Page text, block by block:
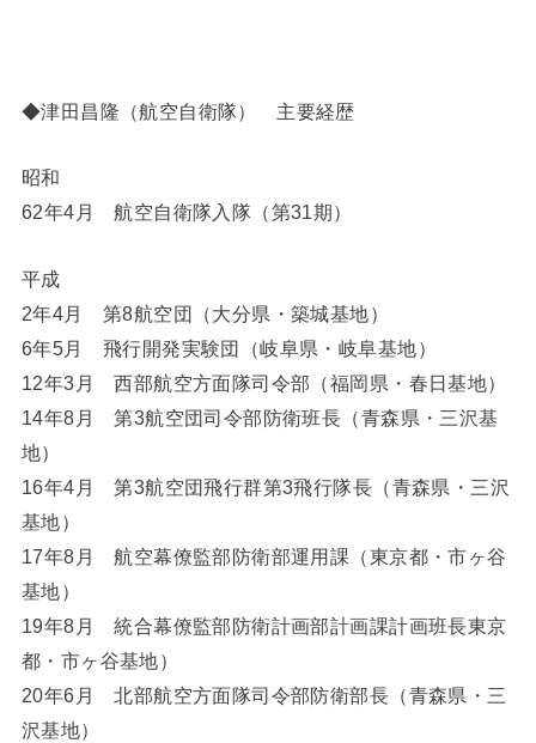
◆津田昌隆（航空自衛隊） 主要経歴
昭和
62年4月 航空自衛隊入隊（第31期）
平成
2年4月 第8航空団（大分県・築城基地）
6年5月 飛行開発実験団（岐阜県・岐阜基地）
12年3月 西部航空方面隊司令部（福岡県・春日基地）
14年8月 第3航空団司令部防衛班長（青森県・三沢基
地）
16年4月 第3航空団飛行群第3飛行隊長（青森県・三沢
基地）
17年8月 航空幕僚監部防衛部運用課（東京都・市ヶ谷
基地）
19年8月 統合幕僚監部防衛計画部計画課計画班長東京
都・市ヶ谷基地）
20年6月 北部航空方面隊司令部防衛部長（青森県・三
沢基地）